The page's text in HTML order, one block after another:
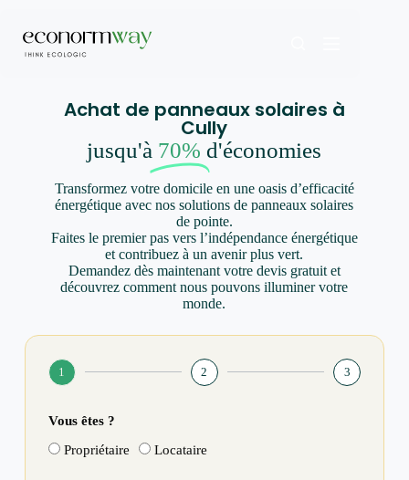
Achat de panneaux solaires à
Cully
jusqu'à 70% d'économies
Transformez votre domicile en une oasis d’efficacité
énergétique avec nos solutions de panneaux solaires
de pointe.
Faites le premier pas vers l’indépendance énergétique
et contribuez à un avenir plus vert.
Demandez dès maintenant votre devis gratuit et
découvrez comment nous pouvons illuminer votre
monde.
1 2 3
Vous êtes ?
Propriétaire Locataire